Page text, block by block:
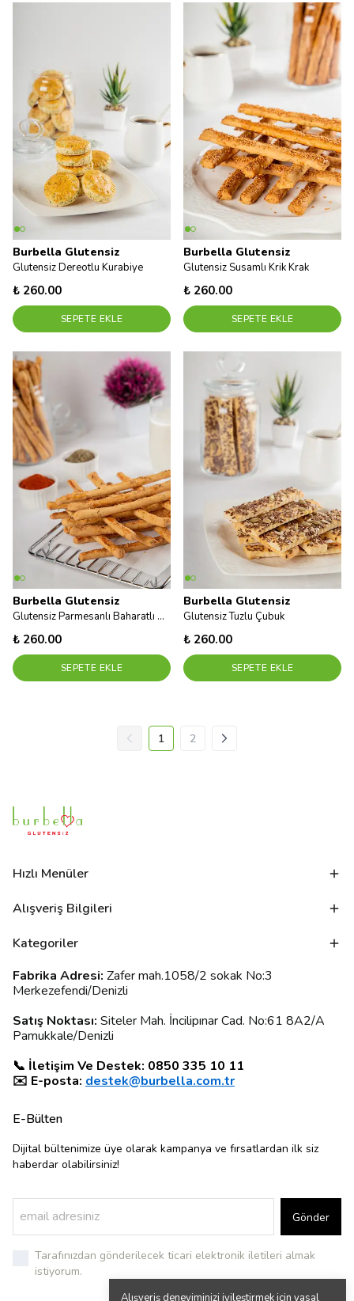
Alışveriş deneyiminizi iyileştirmek için yasal
Burbella Glutensiz
Glutensiz Dereotlu Kurabiye
₺ 260.00
SEPETE EKLE
Burbella Glutensiz
Glutensiz Susamlı Krik Krak
₺ 260.00
SEPETE EKLE
Burbella Glutensiz
Glutensiz Parmesanlı Baharatlı Çubuk
₺ 260.00
SEPETE EKLE
Burbella Glutensiz
Glutensiz Tuzlu Çubuk
₺ 260.00
SEPETE EKLE
1 2
Hızlı Menüler
Alışveriş Bilgileri
Kategoriler
Fabrika Adresi: Zafer mah.1058/2 sokak No:3
Merkezefendi/Denizli
Satış Noktası: Siteler Mah. İncilipınar Cad. No:61 8A2/A
Pamukkale/Denizli
📞 İletişim Ve Destek: 0850 335 10 11
✉️ E-posta: destek@burbella.com.tr
E-Bülten
Dijital bültenimize üye olarak kampanya ve fırsatlardan ilk siz
haberdar olabilirsiniz!
Gönder
Tarafınızdan gönderilecek ticari elektronik iletileri almak
istiyorum.